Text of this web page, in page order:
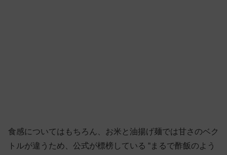
食感についてはもちろん、お米と油揚げ麺では甘さのベク
トルが違うため、公式が標榜している “まるで酢飯のよう